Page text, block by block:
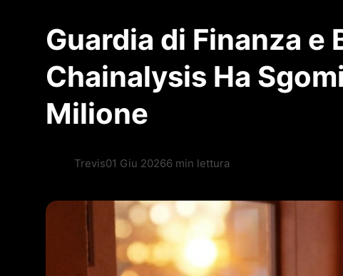
Guardia di Finanza e
Chainalysis Ha
Milione
Trevis01 Giu 20266 min lettura